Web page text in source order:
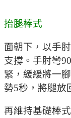
抬腿棒式
面朝下，以手
支撐。手肘彎
緊，緩緩將一
勢5秒，將腿放
再維持基礎棒